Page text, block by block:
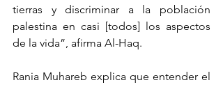
tierras y discriminar a la población
palestina en casi [todos] los aspectos
de la vida”, afirma Al-Haq.
Rania Muhareb explica que entender el